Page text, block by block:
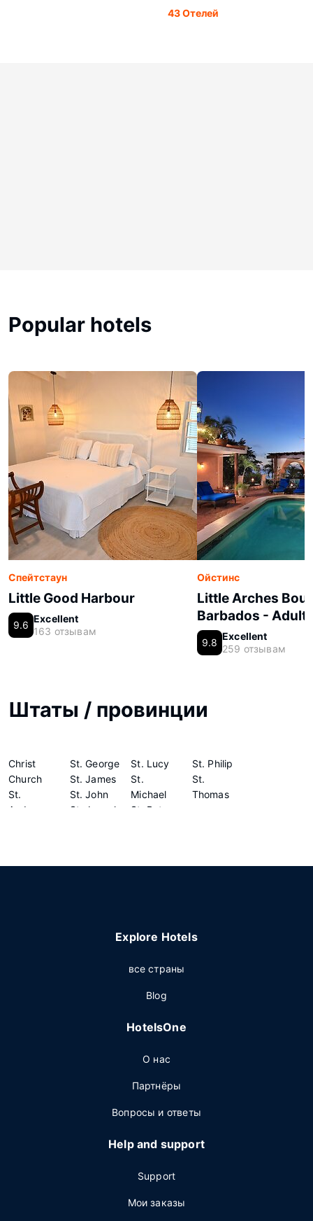
43 Отелей
Popular hotels
Спейтстаун
Little Good Harbour
9.6
Excellent
163 отзывам
Ойстинс
Little Arches
Barbados -
9.8
Excellent
259 отзывам
Штаты / провинции
Christ
Church
St.
Andrew
St. George
St. James
St. John
St. Joseph
St. Lucy
St.
Michael
St. Peter
St. Philip
St.
Thomas
Explore Hotels
все страны
Blog
HotelsOne
О нас
Партнёры
Вопросы и ответы
Help and support
Support
Мои заказы